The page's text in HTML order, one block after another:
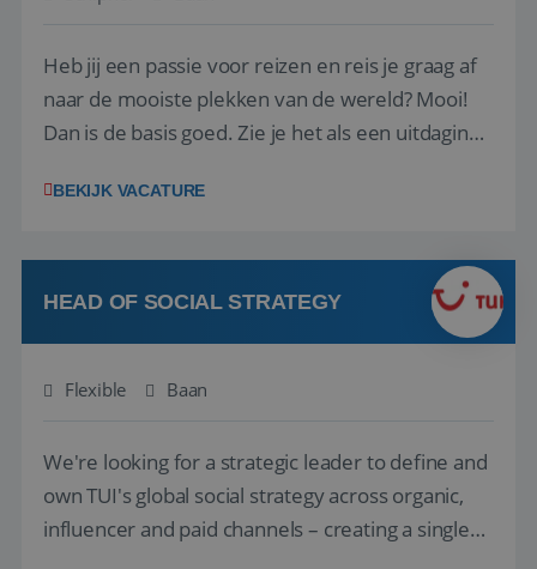
Heb jij een passie voor reizen en reis je graag af
naar de mooiste plekken van de wereld? Mooi!
Dan is de basis goed. Zie je het als een uitdaging
het samenstellen en boeken van de perfecte
deze onderdelen zijn nu samen gevoegd...
BEKIJK VACATURE
HEAD OF SOCIAL STRATEGY
Flexible Baan
We're looking for a strategic leader to define and
own TUI's global social strategy across organic,
influencer and paid channels – creating a single